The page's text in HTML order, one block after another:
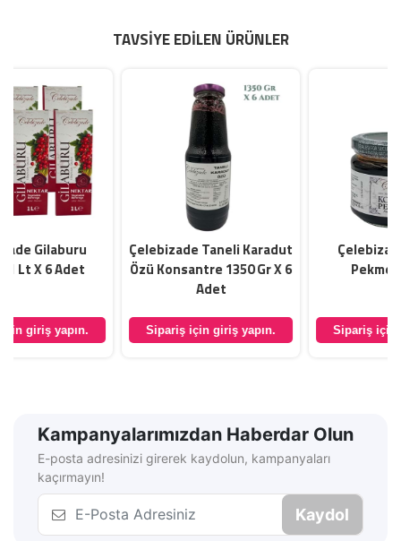
TAVSIYE EDILEN ÜRÜNLER
Çelebizade Taneli Karadut
Özü Konsantre 1350 Gr X 6
Sipariş için giriş yapın.
Çelebizade Kozalak
Pekmezi 340 Gr
Sipariş için giriş yapın.
Kampanyalarımızdan Haberdar Olun
E-posta adresinizi girerek kaydolun, kampanyaları
kaçırmayın!
Kaydol